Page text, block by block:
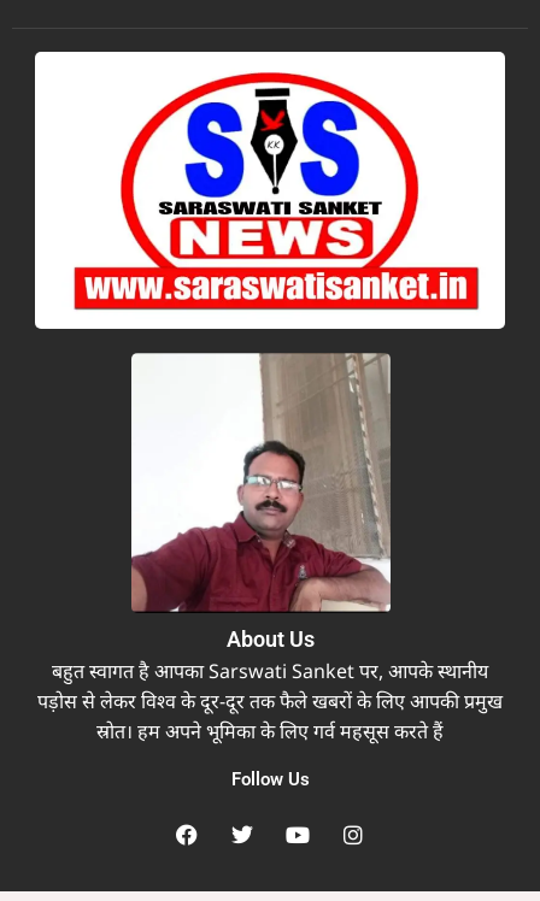
About Us
बहुत स्वागत है आपका Sarswati Sanket पर, आपके स्थानीय
पड़ोस से लेकर विश्व के दूर-दूर तक फैले खबरों के लिए आपकी प्रमुख
स्रोत। हम अपने भूमिका के लिए गर्व महसूस करते हैं
Follow Us